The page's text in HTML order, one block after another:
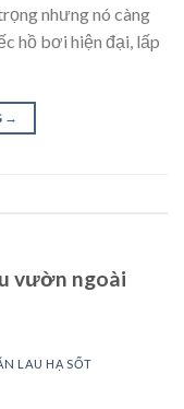
nhưng nó càng
hồ bơi hiện đại, lấp
→
vườn ngoài
LAU HẠ SỐT